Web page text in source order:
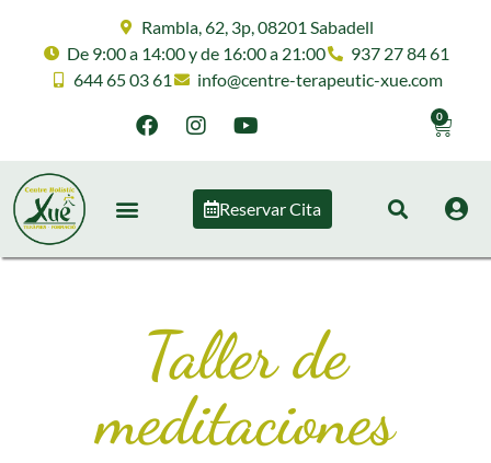
Rambla, 62, 3p, 08201 Sabadell
De 9:00 a 14:00 y de 16:00 a 21:00
937 27 84 61
644 65 03 61
info@centre-terapeutic-xue.com
0
Reservar Cita
Taller de
meditaciones